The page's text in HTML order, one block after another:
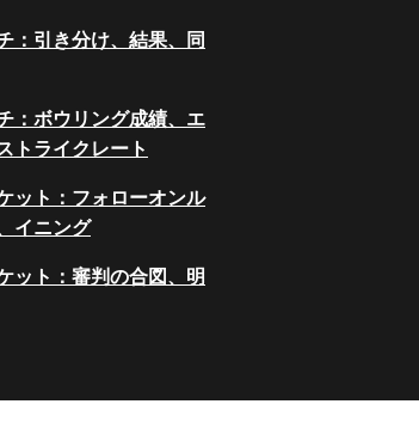
：引き分け、結果、同
：ボウリング成績、エ
トライクレート
ット：フォローオンル
イニング
ット：審判の合図、明